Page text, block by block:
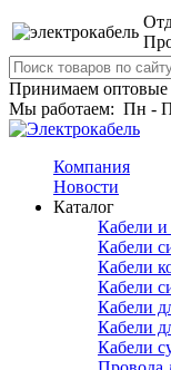
Принимаем оптовые
Мы работаем: Пн -
Компания
Новости
Каталог
Кабели и
Кабели
Кабели
Кабели
Кабели
Кабели
Кабели